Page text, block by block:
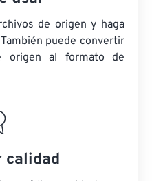
de origen y haga
puede convertir
origen al formato de
calidad